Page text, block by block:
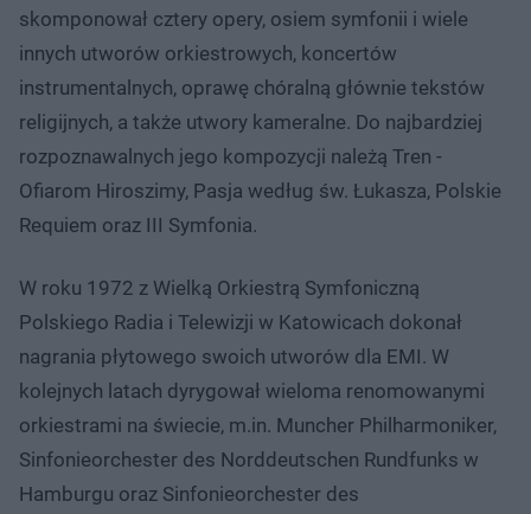
skomponował cztery opery, osiem symfonii i wiele
innych utworów orkiestrowych, koncertów
instrumentalnych, oprawę chóralną głównie tekstów
religijnych, a także utwory kameralne. Do najbardziej
rozpoznawalnych jego kompozycji należą Tren -
Ofiarom Hiroszimy, Pasja według św. Łukasza, Polskie
Requiem oraz III Symfonia.
W roku 1972 z Wielką Orkiestrą Symfoniczną
Polskiego Radia i Telewizji w Katowicach dokonał
nagrania płytowego swoich utworów dla EMI. W
kolejnych latach dyrygował wieloma renomowanymi
orkiestrami na świecie, m.in. Muncher Philharmoniker,
Sinfonieorchester des Norddeutschen Rundfunks w
Hamburgu oraz Sinfonieorchester des